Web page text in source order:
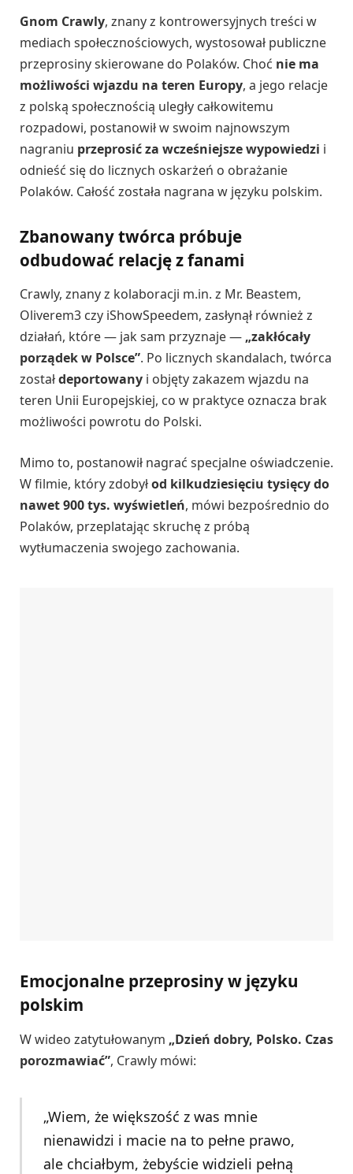
Gnom Crawly, znany z kontrowersyjnych treści w
mediach społecznościowych, wystosował publiczne
przeprosiny skierowane do Polaków. Choć nie ma
możliwości wjazdu na teren Europy, a jego relacje
z polską społecznością uległy całkowitemu
rozpadowi, postanowił w swoim najnowszym
nagraniu przeprosić za wcześniejsze wypowiedzi i
odnieść się do licznych oskarżeń o obrażanie
Polaków. Całość została nagrana w języku polskim.
Zbanowany twórca próbuje
odbudować relację z fanami
Crawly, znany z kolaboracji m.in. z Mr. Beastem,
Oliverem3 czy iShowSpeedem, zasłynął również z
działań, które — jak sam przyznaje — „zakłócały
porządek w Polsce”. Po licznych skandalach, twórca
zostałdeportowany i objęty zakazem wjazdu na
teren Unii Europejskiej, co w praktyce oznacza brak
możliwości powrotu do Polski.
Mimo to, postanowił nagrać specjalne oświadczenie.
W filmie, który zdobyłod kilkudziesięciu tysięcy do
nawet 900 tys. wyświetleń, mówi bezpośrednio do
Polaków, przeplatając skruchę z próbą
wytłumaczenia swojego zachowania.
Emocjonalne przeprosiny w języku
polskim
W wideo zatytułowanym „Dzień dobry, Polsko. Czas
porozmawiać”, Crawly mówi:
„Wiem, że większość z was mnie
nienawidzi i macie na to pełne prawo,
ale chciałbym, żebyście widzieli pełną